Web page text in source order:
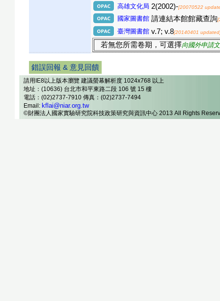
高雄文化局 2(2002)-[20070522
國家圖書館 請連結本館館藏查詢
臺灣圖書館 v.7; v.8[20140401
若無您所需卷期，可選擇向國外申請
錯誤回報 & 意見回饋
請用IE8以上版本瀏覽 建議螢幕解析度 1024x768 以上
地址：(10636) 台北市和平東路二段 106 號 15 樓
電話：(02)2737-7910 傳真：(02)2737-7494
Email: kflai@niar.org.tw
©財團法人國家實驗研究院科技政策研究與資訊中心 2013 All Rights